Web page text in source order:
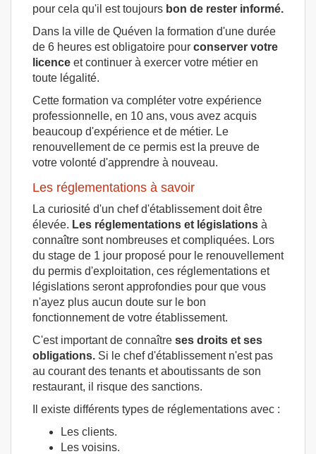
pour cela qu'il est toujours bon de rester informé.
Dans la ville de Quéven la formation d'une durée
de 6 heures est obligatoire pour conserver votre
licence et continuer à exercer votre métier en
toute légalité.
Cette formation va compléter votre expérience
professionnelle, en 10 ans, vous avez acquis
beaucoup d'expérience et de métier. Le
renouvellement de ce permis est la preuve de
votre volonté d'apprendre à nouveau.
Les réglementations à savoir
La curiosité d'un chef d'établissement doit être
élevée. Les réglementations et législations à
connaître sont nombreuses et compliquées. Lors
du stage de 1 jour proposé pour le renouvellement
du permis d'exploitation, ces réglementations et
législations seront approfondies pour que vous
n'ayez plus aucun doute sur le bon
fonctionnement de votre établissement.
C'est important de connaître ses droits et ses
obligations. Si le chef d'établissement n'est pas
au courant des tenants et aboutissants de son
restaurant, il risque des sanctions.
Il existe différents types de réglementations avec :
Les clients.
Les voisins.